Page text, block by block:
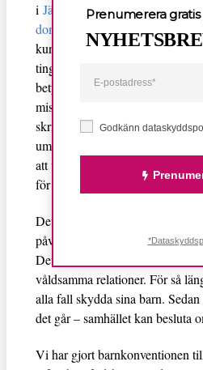
i Jämställdhetsmyndighetens
domar, som släpptes för ett år
kunskapen om våldets påverkan
tingsrätterna och hur uppgifter
betydelse, inte ens när det finns
misshandelsdomar. En
skrivs om till
umgängessabotage. Sådant
att vårdnaden helt flyttas till den
för den 11-åring vars brev till
Detta moment 22 är inte bara en
påverkar de mammor och barn
Den skrämmer också kvinnor till
våldsamma relationer. För så
alla fall skydda sina barn.
det går – samhället kan besluta
Vi har gjort barnkonventionen
Godkänn
Prenumerera